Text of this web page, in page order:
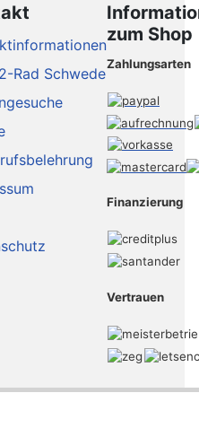
Rad Schwede
zum Shop
Zahlungsarten
Finanzierung
Vertrauen